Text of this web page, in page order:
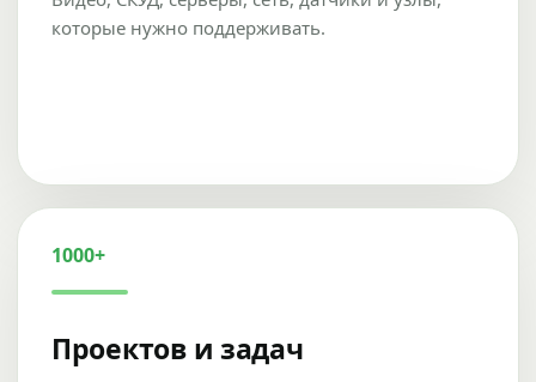
которые нужно поддерживать.
1000+
Проектов и задач